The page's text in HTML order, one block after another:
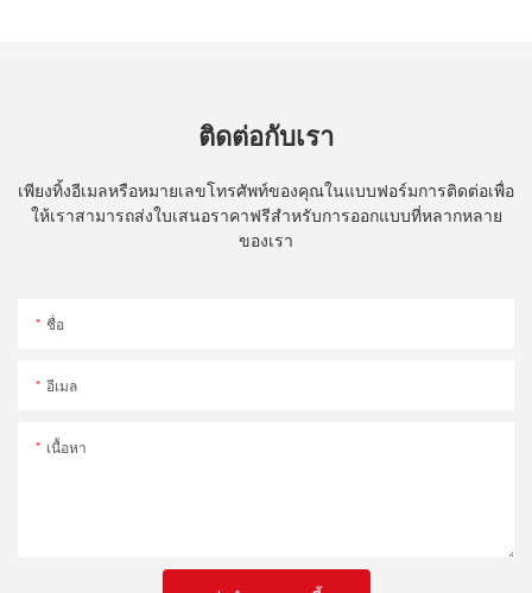
ติดต่อกับเรา
เพียงทิ้งอีเมลหรือหมายเลขโทรศัพท์ของคุณในแบบฟอร์มการติดต่อเพื่อ
ให้เราสามารถส่งใบเสนอราคาฟรีสำหรับการออกแบบที่หลากหลาย
ของเรา
ชื่อ
อีเมล
เนื้อหา